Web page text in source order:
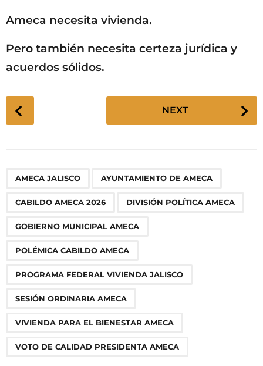
Ameca necesita vivienda.
Pero también necesita certeza jurídica y
acuerdos sólidos.
P
o
g
n
NEXT
AMECA JALISCO AYUNTAMIENTO DE AMECA
CABILDO AMECA 2026 DIVISIÓN POLÍTICA AMECA
GOBIERNO MUNICIPAL AMECA
POLÉMICA CABILDO AMECA
PROGRAMA FEDERAL VIVIENDA JALISCO
SESIÓN ORDINARIA AMECA
VIVIENDA PARA EL BIENESTAR AMECA
VOTO DE CALIDAD PRESIDENTA AMECA